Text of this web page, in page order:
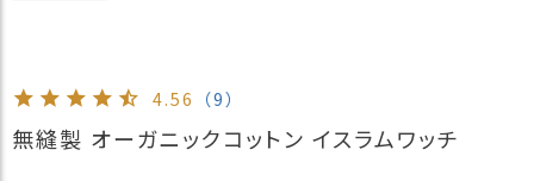
新
作
商
4.56 （9）
無縫製 オーガニックコットン イスラムワッチ